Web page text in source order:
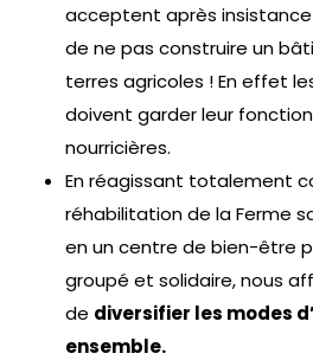
acceptent après
de ne pas construire un
terres agricoles ! En effet
doivent garder leur
nourricières.
En réagissant totalement
réhabilitation de la Ferme
en un centre de bien-être
groupé et solidaire, nous
de diversifier les modes
ensemble.